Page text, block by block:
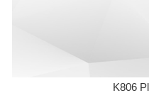
K806 Plus được